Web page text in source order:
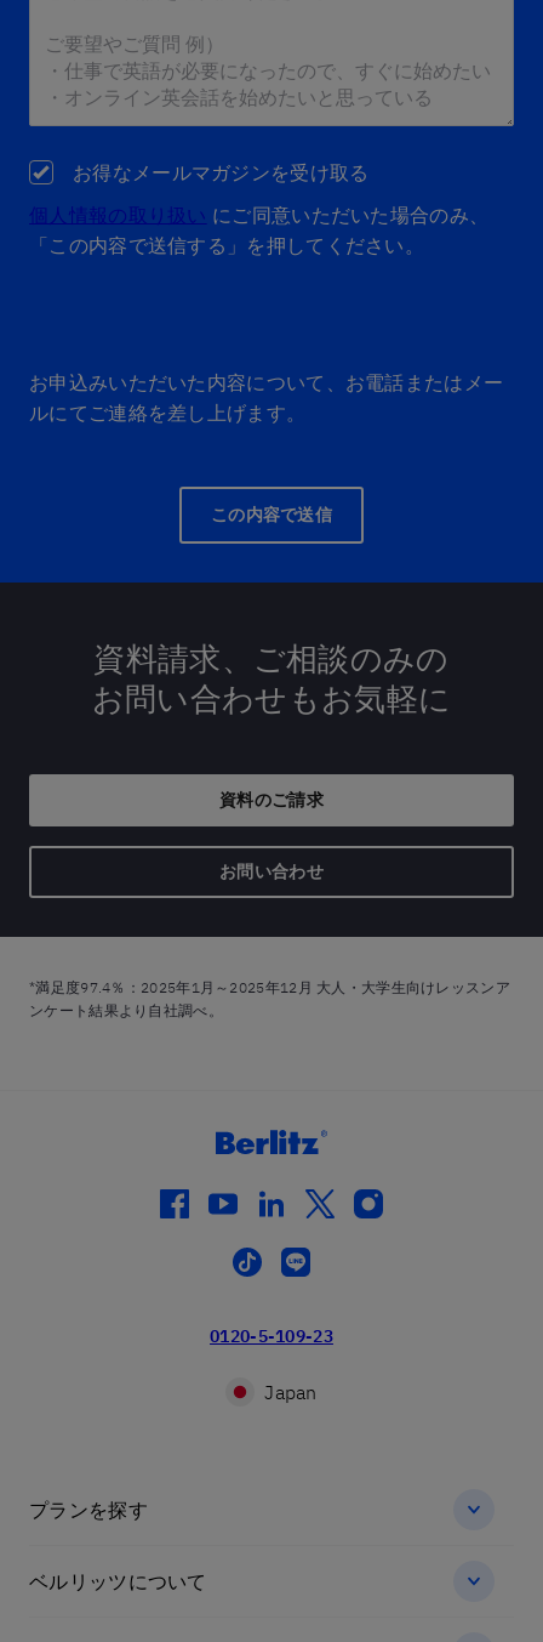
お得なメールマガジンを受け取る
個人情報の取り扱い にご同意いただいた場合のみ、
「この内容で送信する」を押してください。
お申込みいただいた内容について、お電話またはメー
ルにてご連絡を差し上げます。
この内容で送信
資料請求、ご相談のみの
お問い合わせも お気軽に
資料のご請求
お問い合わせ
*満足度97.4％：2025年1月～2025年12月 大人・大学生向けレッスンア
ンケート結果より自社調べ。
facebook
youtube
linkedin
twitterinstagram
tiktok
line
0120-5-109-23
Japan
プランを探す
ベルリッツについて